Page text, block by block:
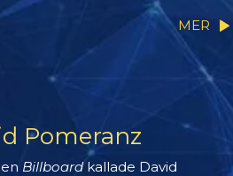
MER
Pomeranz
Billboardkallade David